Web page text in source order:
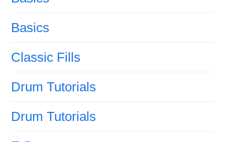
Basics
Classic Fills
Drum Tutorials
Drum Tutorials